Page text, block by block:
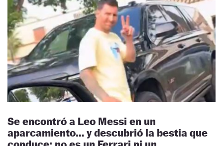
Se encontró a Leo Messi en un
aparcamiento… y descubrió la bestia que